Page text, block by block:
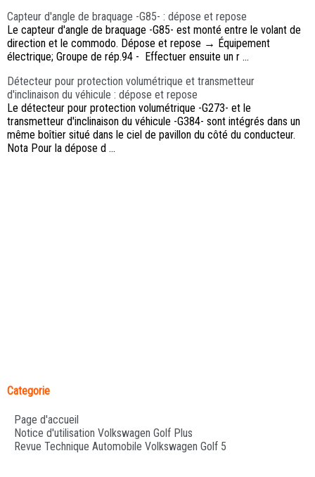
Capteur d'angle de braquage -G85- : dépose et repose
Le capteur d'angle de braquage -G85- est monté entre le volant de
direction et le commodo. Dépose et repose → Équipement
électrique; Groupe de rép.94 - Effectuer ensuite un r ...
Détecteur pour protection volumétrique et transmetteur
d'inclinaison du véhicule : dépose et repose
Le détecteur pour protection volumétrique -G273- et le
transmetteur d'inclinaison du véhicule -G384- sont intégrés dans un
même boîtier situé dans le ciel de pavillon du côté du conducteur.
Nota Pour la dépose d ...
Categorie
Page d'accueil
Notice d'utilisation Volkswagen Golf Plus
Revue Technique Automobile Volkswagen Golf 5